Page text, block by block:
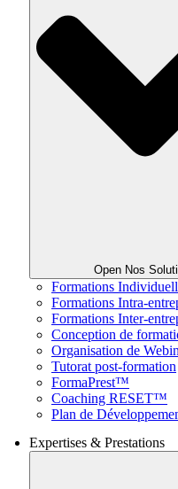
Open Nos
Formations
Formations Intra-
Formations Inter-
Conception de
Organisation de
Tutorat post-formation
FormaPrest™
Coaching RESET™
Plan de
Expertises & Prestations